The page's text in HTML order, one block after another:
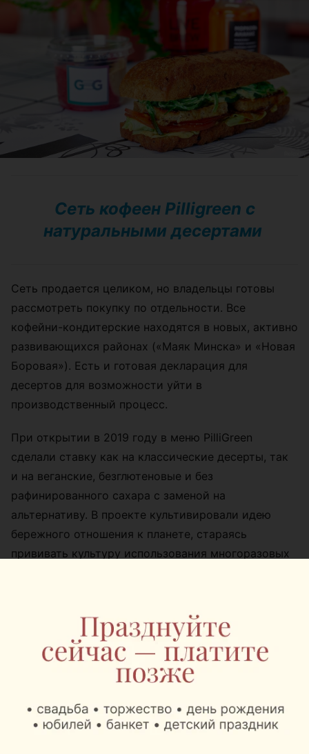
Сеть кофеен Pilligreen с
натуральными десертами
Сеть продается целиком, но владельцы готовы
рассмотреть покупку по отдельности. Все
кофейни-кондитерские находятся в новых, активно
развивающихся районах («Маяк Минска» и «Новая
Боровая»). Есть и готовая декларация для
десертов для возможности уйти в
производственный процесс.
При открытии в 2019 году в меню PilliGreen
сделали ставку как на классические десерты, так
и на веганские, безглютеновые и без
рафинированного сахара с заменой на
альтернативу. В проекте культивировали идею
бережного отношения к планете, стараясь
прививать культуру использования многоразовых
При покупке сети цена —29 000$ (от
72 000 рублей). По отдельности:
Маяк Минска» —13 000
$ (от 32 000
Новая Боровая